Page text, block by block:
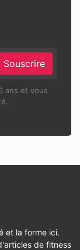
Souscrire
ans et vous
et la forme ici.
de fitness